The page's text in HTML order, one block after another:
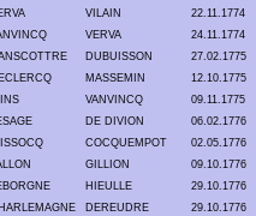
VILAIN 22.11.1774
VERVA 24.11.1774
DUBUISSON 27.02.1775
MASSEMIN 12.10.1775
VANVINCQ 09.11.1775
DE DIVION 06.02.1776
COCQUEMPOT 02.05.1776
GILLION 09.10.1776
HIEULLE 29.10.1776
DEREUDRE 29.10.1776